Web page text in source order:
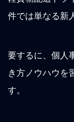
件では単なる新
要するに、個人
き方ノウハウを
す。